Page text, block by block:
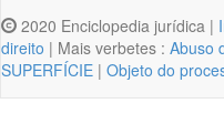
2020 Enciclopedia jurídica |
direito | Mais verbetes : Abuso
SUPERFÍCIE | Objeto do